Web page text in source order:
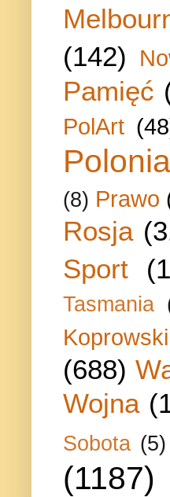
(142)
Pamięć
PolArt
Polonia
(8) Prawo
Rosja
Sport
Tasmania
Koprowski
(688)
Wojna
Sobota (5)
(1187)